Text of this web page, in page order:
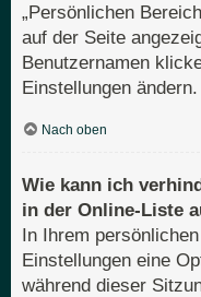
„Persönlichen
auf der Seite
Benutzernamen
Einstellungen ändern.
Nach oben
Wie kann ich
in der Online-Liste
In Ihrem
Einstellungen eine
während dieser